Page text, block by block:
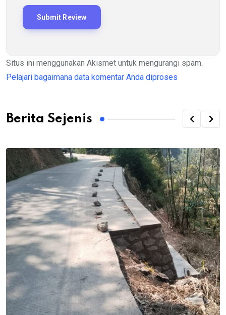
Situs ini menggunakan Akismet untuk mengurangi spam.
Pelajari bagaimana data komentar Anda diproses
Berita Sejenis